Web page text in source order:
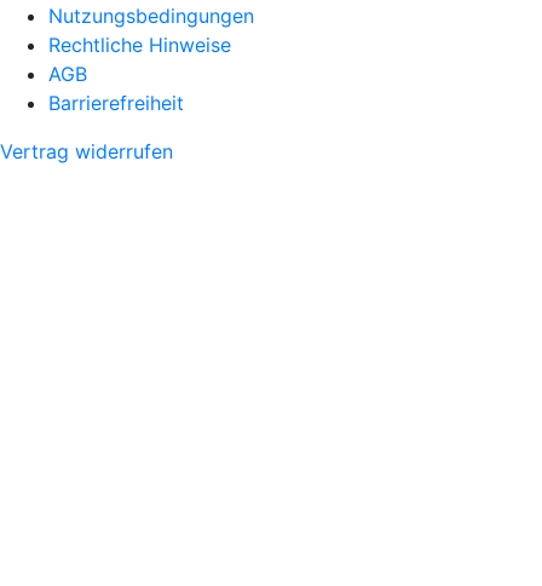
Nutzungsbedingungen
Rechtliche Hinweise
AGB
Barrierefreiheit
Vertrag widerrufen